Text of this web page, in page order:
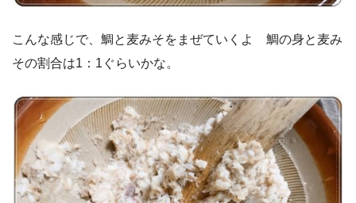
こんな感じで、鯛と麦みそをまぜていくよ 鯛の身と麦み
その割合は1：1ぐらいかな。